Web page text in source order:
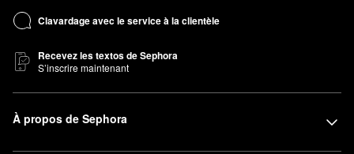
Clavardage avec le service à la clientèle
Recevez les textos de Sephora
S’inscrire maintenant
À propos de Sephora